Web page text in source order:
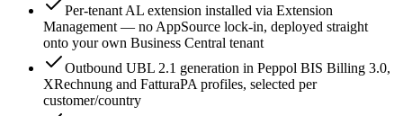
Per-tenant AL extension installed via Extension
Management — no AppSource lock-in, deployed straight
onto your own Business Central tenant
Outbound UBL 2.1 generation in Peppol BIS Billing 3.0,
XRechnung and FatturaPA profiles, selected per
customer/country